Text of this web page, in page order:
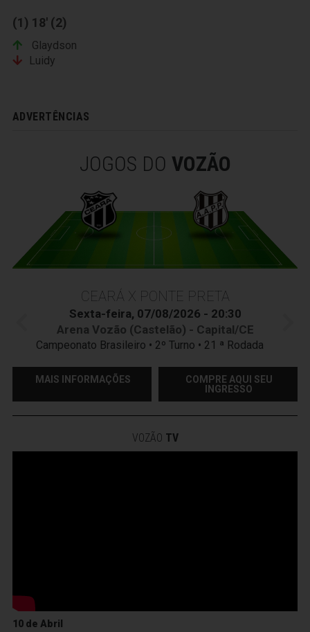
(1) 18' (2)
Glaydson
Luidy
ADVERTÊNCIAS
JOGOS DO VOZÃO
CEARÁ X PONTE PRETA
Sexta-feira, 07/08/2026 - 20:30
Arena Vozão (Castelão) - Capital/CE
Campeonato Brasileiro • 2º Turno • 21 ª Rodada
MAIS INFORMAÇÕES
COMPRE AQUI SEU
INGRESSO
VOZÃO TV
10 de Abril